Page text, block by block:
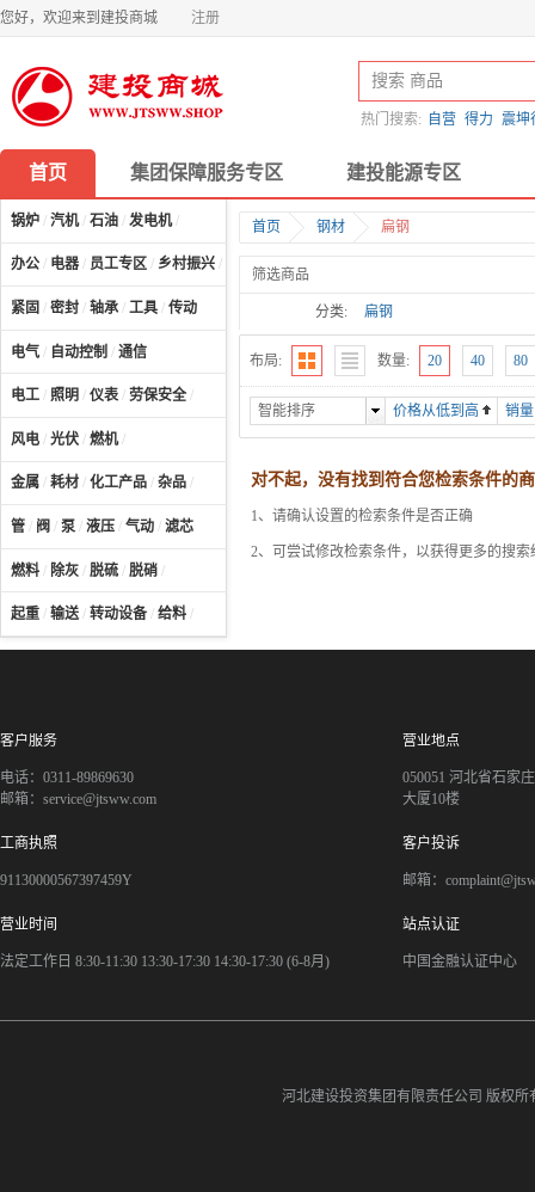
您好，欢迎来到建投商城 注册
热门搜索: 自营 得力 震坤
首页 集团保障服务专区 建投能源专区
锅炉 / 汽机/ 石油 / 发电机/
办公 / 电器 / 员工专区 / 乡村振兴 / 计算机及配件
紧固 / 密封 / 轴承 / 工具 / 传动
电气 / 自动控制 / 通信
电工 / 照明 / 仪表 / 劳保安全 /
风电 / 光伏 / 燃机/
金属 / 耗材 / 化工产品 / 杂品 /
管 / 阀 / 泵 / 液压 / 气动 / 滤芯
燃料 / 除灰 / 脱硫 / 脱硝 /
起重 / 输送/ 转动设备 / 给料 /
首页 钢材 扁钢
筛选商品
分类: 扁钢
布局: 数量: 20 40 80
智能排序 价格从低到高 销量
对不起，没有找到符合您检索条件的
1、请确认设置的检索条件是否正确
2、可尝试修改检索条件，以获得更多的搜索
客户服务
电话：0311-89869630
邮箱：service@jtsww.com
营业地点
050051 河北省石家
大厦10楼
工商执照
91130000567397459Y
客户投诉
邮箱：
营业时间
法定工作日 8:30-11:30 13:30-17:30 14:30-17:30 (6-8月)
站点认证
中国金融认证中心
河北建设投资集团有限责任公司 版权所